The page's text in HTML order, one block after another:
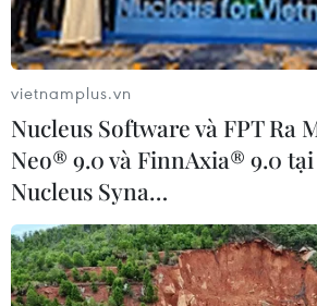
Lý do đối tượng mang vật
vietnamplus.vn
Nucleus Software và FPT Ra
Neo® 9.0 và FinnAxia® 9.0
Nucleus Syna…